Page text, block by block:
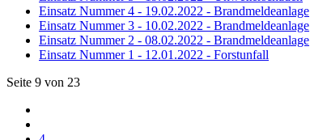
Einsatz Nummer 4 - 19.02.2022 - Brandmeldeanlage
Einsatz Nummer 3 - 10.02.2022 - Brandmeldeanlage
Einsatz Nummer 2 - 08.02.2022 - Brandmeldeanlage
Einsatz Nummer 1 - 12.01.2022 - Forstunfall
Seite 9 von 23